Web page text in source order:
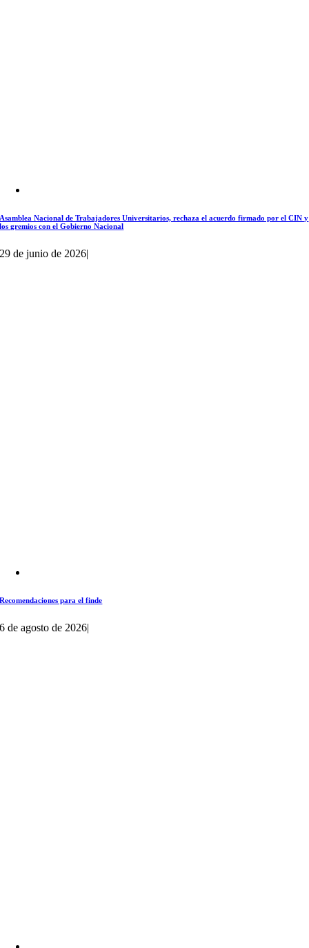
Asamblea Nacional de Trabajadores Universitarios, rechaza el acuerdo firmado por el CIN y
los gremios con el Gobierno Nacional
29 de junio de 2026|
Recomendaciones para el finde
6 de agosto de 2026|